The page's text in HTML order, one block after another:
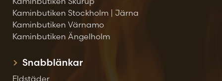
Kaminbutiken Stockholm | Järna
Kaminbutiken Värnamo
Kaminbutiken Ängelholm
Snabblänkar
Eldstäder